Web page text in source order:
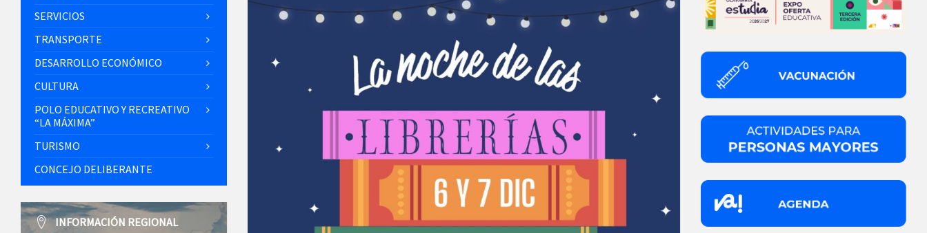
SERVICIOS
TRANSPORTE
DESARROLLO ECONÓMICO
CULTURA
POLO EDUCATIVO Y RECREATIVO
“LA MÁXIMA”
TURISMO
CONCEJO DELIBERANTE
INFORMACIÓN REGIONAL